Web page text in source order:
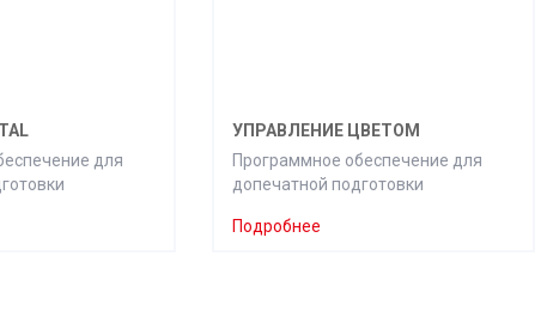
для
УПРАВЛЕНИЕ ЦВЕТОМ
Программное обеспечение для
допечатной подготовки
Подробнее